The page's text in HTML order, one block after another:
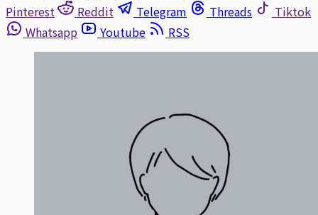
Pinterest
Reddit Telegram Threads
Tiktok
Whatsapp
Youtube RSS